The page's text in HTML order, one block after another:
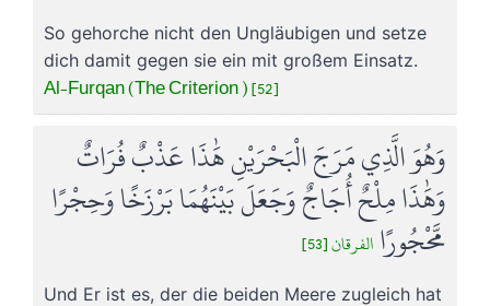
So gehorche nicht den Ungläubigen und setze
dich damit gegen sie ein mit großem Einsatz.
Al-Furqan (The Criterion ) [52]
وَهُوَ الَّذِي مَرَجَ الْبَحْرَيْنِ هَٰذَا عَذْبٌ فُرَاتٌ
وَهَٰذَا مِلْحٌ أُجَاجٌ وَجَعَلَ بَيْنَهُمَا بَرْزَخًا وَحِجْرًا
مَّحْجُورًا الفرقان [53]
Und Er ist es, der die beiden Meere zugleich hat